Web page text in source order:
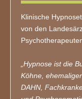
Klinische
von den
„Hypnose ist die
Köhne,
DAHN,